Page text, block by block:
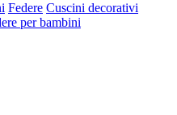
Federe Cuscini decorativi
per bambini